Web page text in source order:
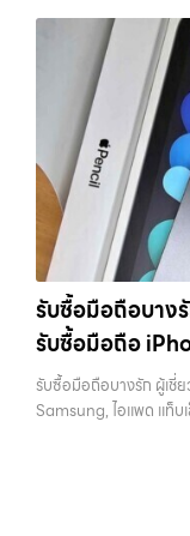
วัชรพล, รามอินทรา, รว
วังหินไม่ว่าคุณจะต้องก
ซื้อแท็บเล็ต, หรือบริกา
บริการครบวงจร บริการ
ต้องการขายอุปกรณ์ไอ
ต้องการเปลี่ยนรุ่น หรือต้
เครื่อง ฟรี ปราบปรามค
จ่ายเงินทันทีเมื่อตกลงซื้
สายใหม่-เก่า,
จะอยู่ในสภาพใช้งานแ
ไม่ได้ขึ้นอยู่แค่ยี่ห้อ แต่ขึ้
การขายของคุณ เราจึงตั้ง
แจ้งวัฒนะ, บางแค, วัช
เสนานิคม, วังหิน อย่าง
“รับซื้อโทรศัพท์มือสองก
กรุงเทพถึงที่”, หรือ “รั
เพราะบริการของเรามุ่ง
กว่า เลือกเราแล้วคุณจะ
อำนวยความสะดวก นัด
ทั้งหมดนี้เพื่อให้การขาย
และคุ้มค่ากว่า ทำไมต้อง
iPhone, Samsung, ไอ
ดา บางรัก แจ้งวัฒนะ บ
เรามีบริการ รับซื้อแม
มือถือ หรือ รับซื้อแท็บเ
รับซื้อโน๊ตบุ๊คกรุงเทพ เ
รับซื้อไอแพด, รับซื้อมือ
กรุงเทพ… รับซื้อโน๊ตบุ๊ค
สภาพ — ขอขายง่าย ได้
โฟน, รับซื้อไอแพด, รั
เว็บไซต์ที่คุณไว้วางใจ
iPad, แท็บเล็ต ทุกยี่ห้อ
ลาดพร้าว, รัชดา, บางรั
กรุงเทพฯ ใกล้ “ใกล้ ฉั
ใหม่ๆ เปลี่ยนรุ่นกันแทบทุ
ที่ไม่ได้ใช้งานอยู่เฉยๆ เ
สามารถเปลี่ยนอุปกรณ์
ซื้อไอโฟน, รับซื้อไอแพด,
แท็บเล็ต, รับซื้อสินค้าไอ
รับซื้อมือถือบาง
รับซื้อมือถือ
ทุกยี่ห้อ ในราคา
รับซื้อมือถือบางรัก ผู้เชี่
Samsung, ไอแพด แท็